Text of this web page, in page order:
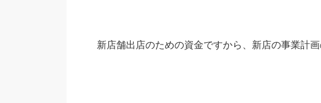
新店舗出店のための資金ですから、新店の事業計画